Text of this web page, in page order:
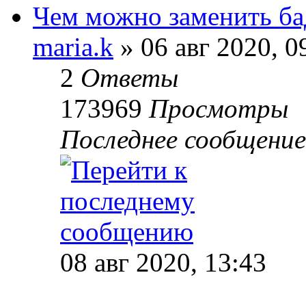
Чем можно заменить
maria.k » 06 авг 2020,
2 Ответы
173969 Просмотры
Последнее
08 авг 2020, 13:43